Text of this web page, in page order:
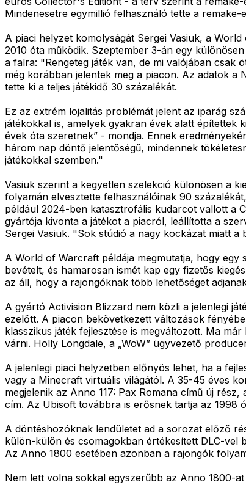
Mindenesetre egymillió felhasználó tette a
A piaci helyzet komolyságát Sergei Vasiuk, a
2010 óta működik. Szeptember 3-án egy
a falra: "Rengeteg játék van, de mi valójában csak
még korábban jelentek meg a piacon. Az adatok
tette ki a teljes játékidő 30 százalékát.
Ez az extrém lojalitás problémát jelent az iparág
játékokkal is, amelyek gyakran évek alatt építettek
évek óta szeretnek” - mondja. Ennek
három nap döntő jelentőségű, mindennek
játékokkal szemben."
Vasiuk szerint a kegyetlen szelekció különösen a
folyamán elvesztette felhasználóinak 90
például 2024-ben katasztrofális kudarcot vallott a
gyártója kivonta a játékot a piacról, leállította a
Sergei Vasiuk. "Sok stúdió a nagy kockázat miatt
A World of Warcraft példája megmutatja, hogy
bevételt, és hamarosan ismét kap egy fizetős
az áll, hogy a rajongóknak több lehetőséget
A gyártó Activision Blizzard nem közli a jelenlegi
ezelőtt. A piacon bekövetkezett változások
klasszikus játék fejlesztése is megváltozott. Ma
várni. Holly Longdale, a „WoW” ügyvezető
A jelenlegi piaci helyzetben előnyös lehet, ha a
vagy a Minecraft virtuális világától. A 35-45 éves
megjelenik az Anno 117: Pax Romana című új
cím. Az Ubisoft továbbra is erősnek tartja az 1998
A döntéshozóknak lendületet ad a sorozat előző
külön-külön és csomagokban értékesített DLC-
Az Anno 1800 esetében azonban a rajongók
Nem lett volna sokkal egyszerűbb az Anno 1800-